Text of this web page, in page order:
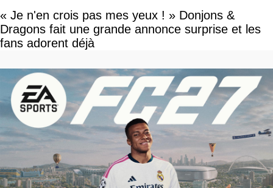
« Je n'en crois pas mes yeux ! » Donjons &
Dragons fait une grande annonce surprise et les
fans adorent déjà